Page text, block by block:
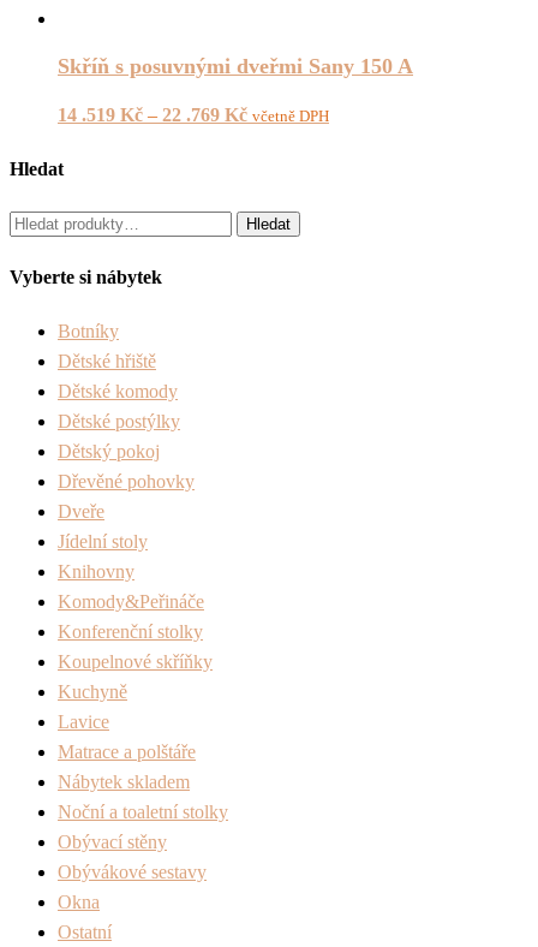
Skříň s posuvnými dveřmi Sany 150 A
14 .519 Kč – 22 .769 Kč včetně DPH
Hledat
Hledat: Hledat
Vyberte si nábytek
Botníky
Dětské hřiště
Dětské komody
Dětské postýlky
Dětský pokoj
Dřevěné pohovky
Dveře
Jídelní stoly
Knihovny
Komody&Peřináče
Konferenční stolky
Koupelnové skříňky
Kuchyně
Lavice
Matrace a polštáře
Nábytek skladem
Noční a toaletní stolky
Obývací stěny
Obývákové sestavy
Okna
Ostatní